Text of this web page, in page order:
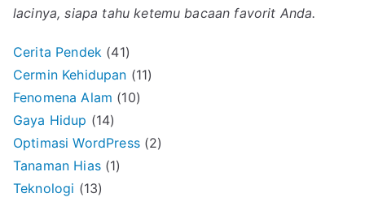
lacinya, siapa tahu ketemu bacaan favorit Anda.
Cerita Pendek (41)
Cermin Kehidupan (11)
Fenomena Alam (10)
Gaya Hidup (14)
Optimasi WordPress(2)
Tanaman Hias(1)
Teknologi (13)